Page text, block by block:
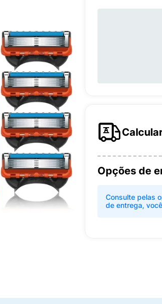
Opções de
Consulte pelas
de entrega,